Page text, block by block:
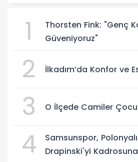
1
Thorsten Fink: "Genç
Güveniyoruz"
2 İlkadım’da Konfor ve
3 O İlçede Camiler
4
Samsunspor,
Drapinski'yi